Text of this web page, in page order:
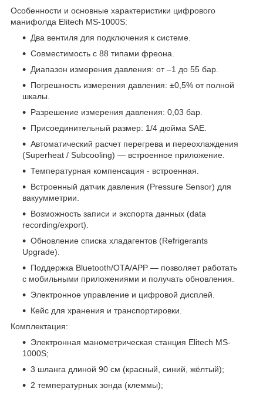
Особенности и основные характеристики цифрового
манифолда Elitech MS-1000S:
Два вентиля для подключения к системе.
Совместимость с 88 типами фреона.
Диапазон измерения давления: от –1 до 55 бар.
Погрешность измерения давления: ±0,5% от полной
шкалы.
Разрешение измерения давления: 0,03 бар.
Присоединительный размер: 1/4 дюйма SAE.
Автоматический расчет перегрева и переохлаждения
(Superheat / Subcooling) — встроенное приложение.
Температурная компенсация - встроенная.
Встроенный датчик давления (Pressure Sensor) для
вакуумметрии.
Возможность записи и экспорта данных (data
recording/export).
Обновление списка хладагентов (Refrigerants
Upgrade).
Поддержка Bluetooth/OTA/APP — позволяет работать
с мобильными приложениями и получать обновления.
Электронное управление и цифровой дисплей.
Кейс для хранения и транспортировки.
Комплектация:
Электронная манометрическая станция Elitech MS-
1000S;
3 шланга длиной 90 см (красный, синий, жёлтый);
2 температурных зонда (клеммы);